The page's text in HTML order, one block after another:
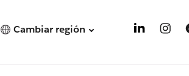
Cambiar región